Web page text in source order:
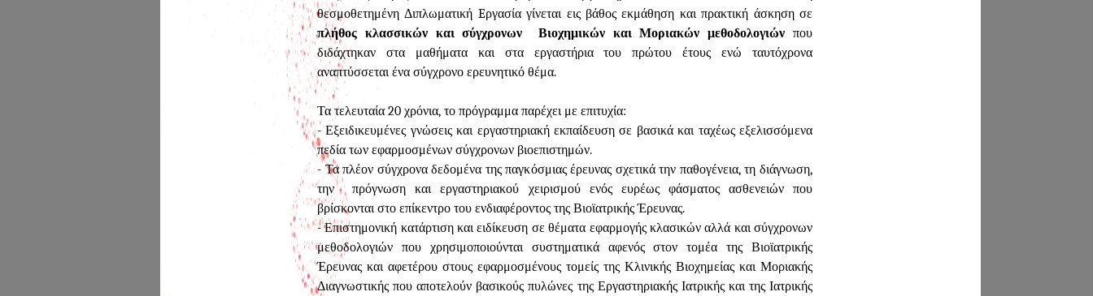
θεσμοθετημένη Διπλωματική Eργασία γίνεται εις βάθος εκμάθηση και πρακτική άσκηση σε
πλήθος κλασσικών και σύγχρονων Βιοχημικών και Μοριακών μεθοδολογιών που
διδάχτηκαν στα μαθήματα και στα εργαστήρια του πρώτου έτους ενώ ταυτόχρονα
αναπτύσσεται ένα σύγχρονο ερευνητικό θέμα.
Τα τελευταία 20 χρόνια, το πρόγραμμα παρέχει με επιτυχία:
- Εξειδικευμένες γνώσεις και εργαστηριακή εκπαίδευση σε βασικά και ταχέως εξελισσόμενα
πεδία των εφαρμοσμένων σύγχρονων βιοεπιστημών.
- Τα πλέον σύγχρονα δεδομένα της παγκόσμιας έρευνας σχετικά την παθογένεια, τη διάγνωση,
την πρόγνωση και εργαστηριακού χειρισμού ενός ευρέως φάσματος ασθενειών που
βρίσκονται στο επίκεντρο του ενδιαφέροντος της Βιοϊατρικής Έρευνας.
- Επιστημονική κατάρτιση και ειδίκευση σε θέματα εφαρμογής κλασικών αλλά και σύγχρονων
μεθοδολογιών που χρησιμοποιούνται συστηματικά αφενός στον τομέα της Βιοϊατρικής
Έρευνας και αφετέρου στους εφαρμοσμένους τομείς της Κλινικής Βιοχημείας και Μοριακής
Διαγνωστικής που αποτελούν βασικούς πυλώνες της Εργαστηριακής Ιατρικής και της Ιατρικής